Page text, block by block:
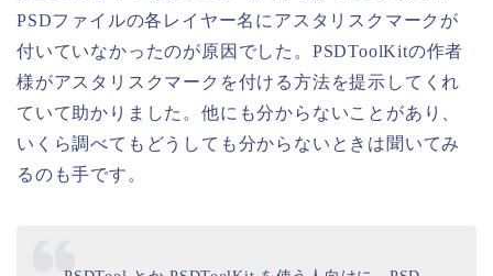
PSDファイルの各レイヤー名にアスタリスクマークが
付いていなかったのが原因でした。PSDToolKitの作者
様がアスタリスクマークを付ける方法を提示してくれ
ていて助かりました。他にも分からないことがあり、
いくら調べてもどうしても分からないときは聞いてみ
るのも手です。